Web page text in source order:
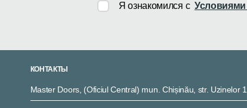
Я ознакомился с
КОНТАКТЫ
Master Doors, (Oficiul Central) mun. Chișinău, str. Uzinelor